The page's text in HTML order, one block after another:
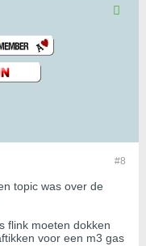
#8
topic was over de
flink moeten dokken
voor een m3 gas